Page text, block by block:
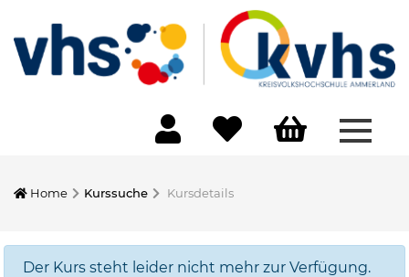
Home Kurssuche Kursdetails
Der Kurs steht leider nicht mehr zur Verfügung.